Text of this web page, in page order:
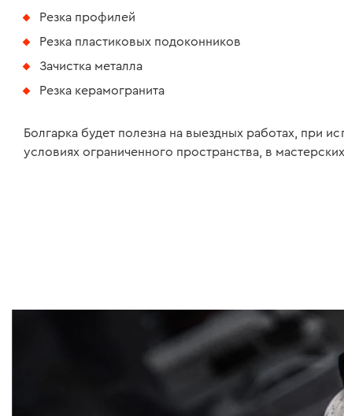
Резка профилей
Резка пластиковых подоконников
Зачистка металла
Резка керамогранита
Болгарка будет полезна на выездных работах, при
условиях ограниченного пространства, в